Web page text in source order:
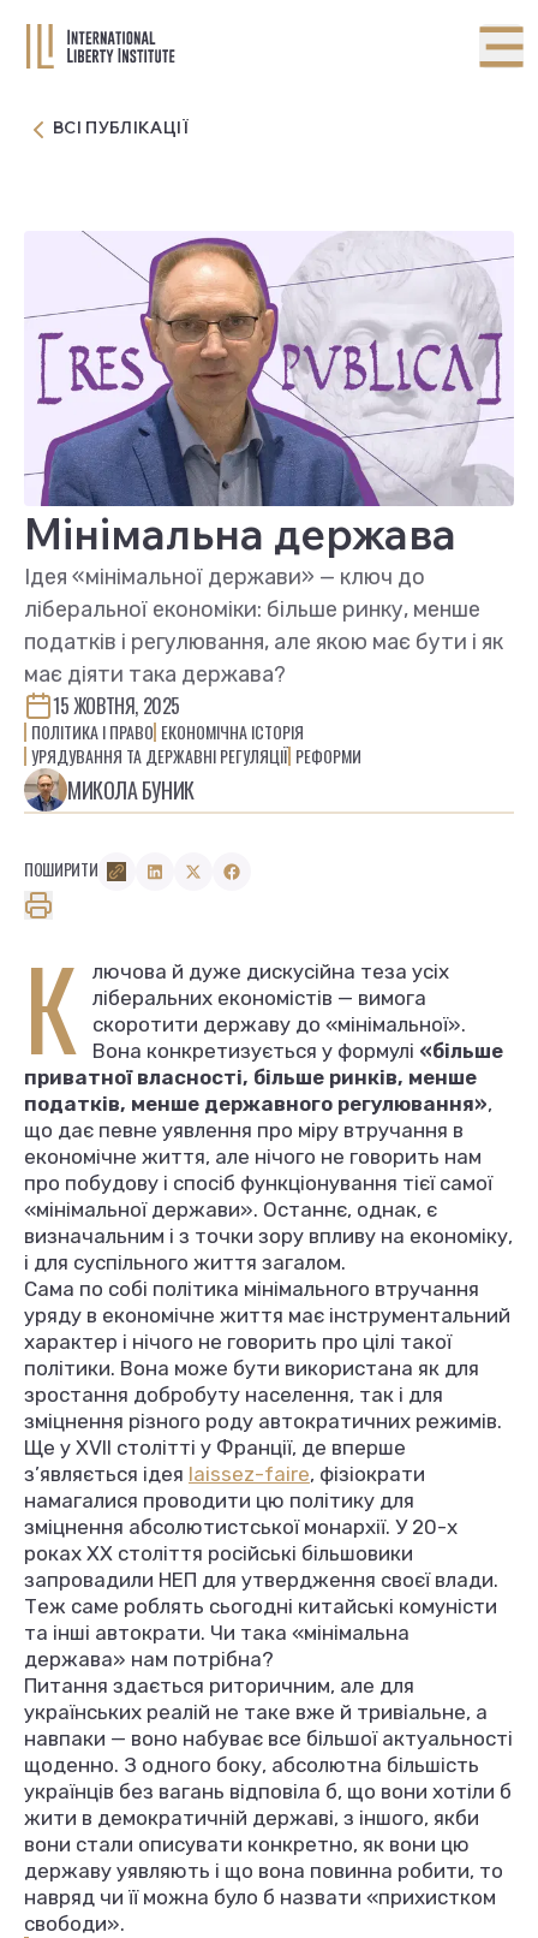
ВСІ ПУБЛІКАЦІЇ
Мінімальна держава
Ідея «мінімальної держави» — ключ до
ліберальної економіки: більше ринку, менше
податків і регулювання, але якою має бути і як
має діяти така держава?
15 ЖОВТНЯ, 2025
ПОЛІТИКА І ПРАВО ЕКОНОМІЧНА ІСТОРІЯ
УРЯДУВАННЯ ТА ДЕРЖАВНІ РЕГУЛЯЦІЇ РЕФОРМИ
МИКОЛА БУНИК
ПОШИРИТИ
К
лючова й дуже дискусійна теза усіх
ліберальних економістів — вимога
скоротити державу до «мінімальної».
Вона конкретизується у формулі «більше
приватної власності, більше ринків, менше
податків, менше державного регулювання»,
що дає певне уявлення про міру втручання в
економічне життя, але нічого не говорить нам
про побудову і спосіб функціонування тієї самої
«мінімальної держави». Останнє, однак, є
визначальним і з точки зору впливу на економіку,
і для суспільного життя загалом.
Сама по собі політика мінімального втручання
уряду в економічне життя має інструментальний
характер і нічого не говорить про цілі такої
політики. Вона може бути використана як для
зростання добробуту населення, так і для
зміцнення різного роду автократичних режимів.
Ще у XVII столітті у Франції, де вперше
з’являється ідея laissez-faire, фізіократи
намагалися проводити цю політику для
зміцнення абсолютистської монархії. У 20-х
роках XX століття російські більшовики
запровадили НЕП для утвердження своєї влади.
Теж саме роблять сьогодні китайські комуністи
та інші автократи. Чи така «мінімальна
держава» нам потрібна?
Питання здається риторичним, але для
українських реалій не таке вже й тривіальне, а
навпаки — воно набуває все більшої актуальності
щоденно. З одного боку, абсолютна більшість
українців без вагань відповіла б, що вони хотіли б
жити в демократичній державі, з іншого, якби
вони стали описувати конкретно, як вони цю
державу уявляють і що вона повинна робити, то
навряд чи її можна було б назвати «прихистком
свободи».